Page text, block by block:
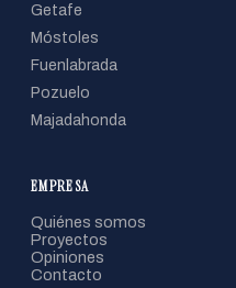
Getafe
Móstoles
Fuenlabrada
Pozuelo
Majadahonda
EMPRESA
Quiénes somos
Proyectos
Opiniones
Contacto